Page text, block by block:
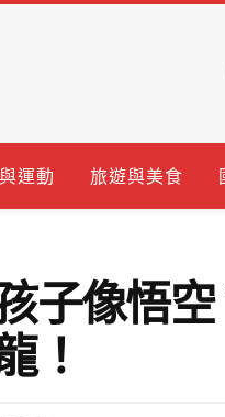
運動 旅遊與美食
子像悟
！